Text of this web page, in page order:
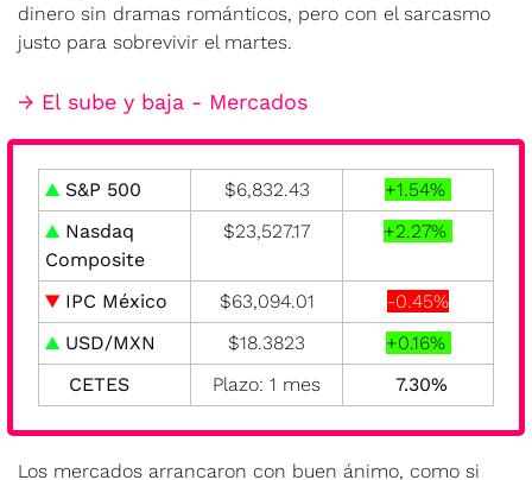
dinero sin dramas románticos, pero con el sarcasmo
justo para sobrevivir el martes.
→ El sube y baja - Mercados
▲ S&P 500 $6,832.43
+1.54%
▲ Nasdaq
Composite
$23,527.17 +2.27%
▼ IPC México $63,094.01
-0.45%
▲ USD/MXN $18.3823
+0.16%
CETES
Plazo: 1 mes
  7.30%
Los mercados arrancaron con buen ánimo, como si